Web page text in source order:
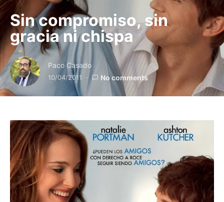
Sin compromiso, sin
gracia ni chispa
Paco Casado
10/04/2011 No comments